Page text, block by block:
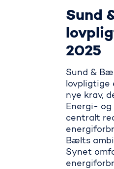
Sund
2025
Sund &
lovpligtige
nye krav,
Energi- og
centralt
Bælts
Synet